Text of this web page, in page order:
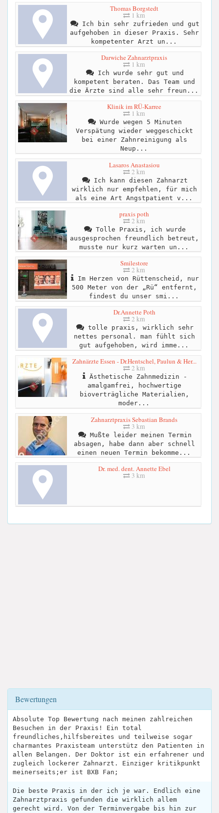
Thomas Borgstedt
1 km
Ich bin sehr zufrieden und gut
aufgehoben in dieser Praxis. Sehr
kompetenter Arzt un...
Darwiche Zahnarztpraxis
1 km
Ich wurde sehr gut und
kompetent beraten. Das Team und
die Ärzte sind alle sehr freun...
Klinik im RÜ-Karree
1 km
Wurde wegen 5 Minuten
Verspätung wieder weggeschickt
bei einer Zahnreinigung als
Neup...
Lasaros Anastasiou
2 km
Ich kann diesen Zahnarzt
wirklich nur empfehlen, für mich
als eine Art Angstpatient v...
praxis poth
2 km
Tolle Praxis, ich wurde
ausgesprochen freundlich betreut,
musste nur kurz warten un...
Smilestore
2 km
Im Herzen von Rüttenscheid, nur
500 Meter von der „Rü“ entfernt,
findest du unser smi...
Dr.Annette Poth
2 km
tolle praxis, wirklich sehr
nettes personal. man fühlt sich
gut aufgehoben, wird imme...
Zahnärzte Essen - Dr.Hentschel, Paulun & Her...
2 km
Ästhetische Zahnmedizin -
amalgamfrei, hochwertige
bioverträgliche Materialien,
moder...
Zahnarztpraxis Sebastian Brands
3 km
Mußte leider meinen Termin
absagen, habe dann aber schnell
einen neuen Termin bekomme...
Dr. med. dent. Annette Ebel
3 km
Bewertungen
Absolute Top Bewertung nach meinen zahlreichen
Besuchen in der Praxis! Ein total
freundliches,hilfsbereites und teilweise sogar
charmantes Praxisteam unterstütz den Patienten in
allen Belangen. Der Doktor ist ein erfahrener und
zugleich lockerer Zahnarzt. Einziger kritikpunkt
meinerseits;er ist BXB Fan;
Die beste Praxis in der ich je war. Endlich eine
Zahnarztpraxis gefunden die wirklich allem
gerecht wird. Von der Terminvergabe bis hin zur